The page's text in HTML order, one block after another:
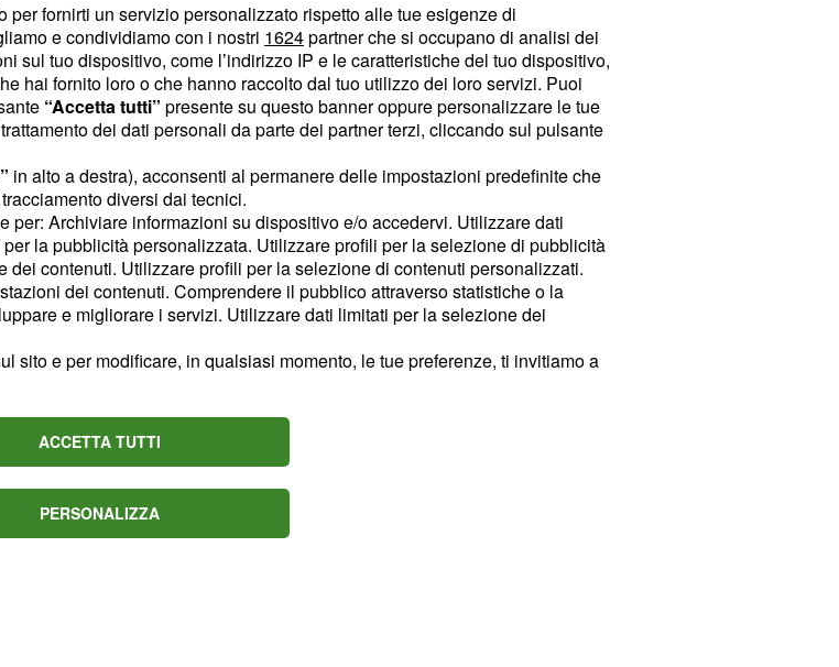
con
che
fornirti un servizio personalizzato rispetto alle tue esigenze di
e condividiamo con i nostri 1624partner che si occupano di analisi dei
sul tuo dispositivo, come l’indirizzo IP e le caratteristiche del tuo dispositivo,
hai fornito loro o che hanno raccolto dal tuo utilizzo dei loro servizi. Puoi
“Accetta tutti” presente su questo banner oppure personalizzare le tue
dei dati personali da parte dei partner terzi, cliccando sul pulsante
in alto a destra), acconsenti al permanere delle impostazioni predefinite che
diversi dai tecnici.
per: Archiviare informazioni su dispositivo e/o accedervi. Utilizzare dati
la pubblicità personalizzata. Utilizzare profili per la selezione di pubblicità
contenuti. Utilizzare profili per la selezione di contenuti personalizzati.
dei contenuti. Comprendere il pubblico attraverso statistiche o la
e migliorare i servizi. Utilizzare dati limitati per la selezione dei
sito e per modificare, in qualsiasi momento, le tue preferenze, ti invitiamo a
ACCETTA TUTTI
PERSONALIZZA